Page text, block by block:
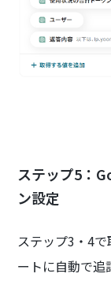
ステップ5：
ン設定
ステップ3・4
ートに自動で追